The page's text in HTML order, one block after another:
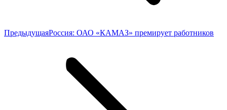
ПредыдущаяПредыдущая
Россия: ОАО «КАМАЗ» премирует работников